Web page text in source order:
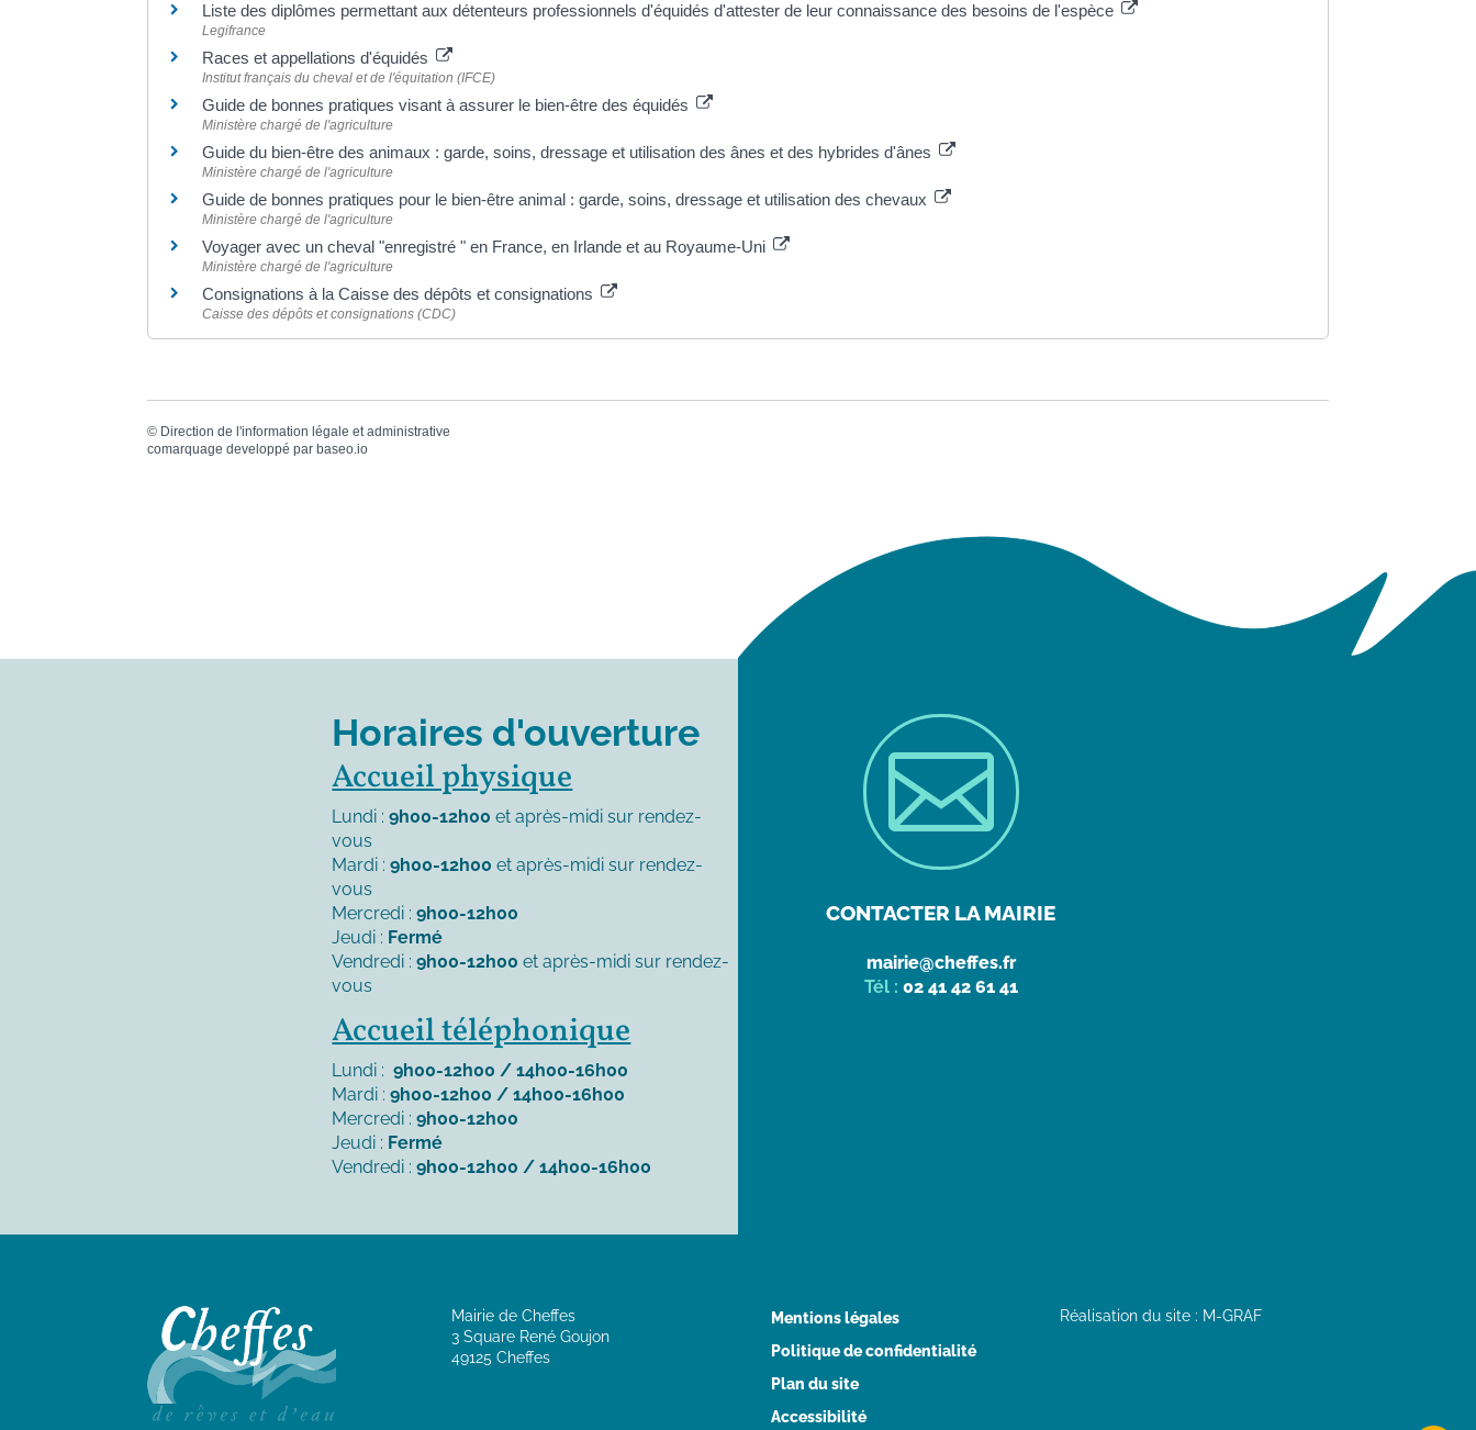
Liste des diplômes permettant aux détenteurs professionnels d'équidés d'attester de leur connaissance des besoins de l'espèce
Legifrance
Races et appellations d'équidés
Institut français du cheval et de l'équitation (IFCE)
Guide de bonnes pratiques visant à assurer le bien-être des équidés
Ministère chargé de l'agriculture
Guide du bien-être des animaux : garde, soins, dressage et utilisation des ânes et des hybrides d'ânes
Ministère chargé de l'agriculture
Guide de bonnes pratiques pour le bien-être animal : garde, soins, dressage et utilisation des chevaux
Ministère chargé de l'agriculture
Voyager avec un cheval "enregistré " en France, en Irlande et au Royaume-Uni
Ministère chargé de l'agriculture
Consignations à la Caisse des dépôts et consignations
Caisse des dépôts et consignations (CDC)
© Direction de l'information légale et administrative
comarquage developpé par baseo.io
Horaires d'ouverture
Accueil physique
Lundi :9h00-12h00 et après-midi sur rendez-
vous
Mardi :9h00-12h00 et après-midi sur rendez-
vous
Mercredi :9h00-12h00
Jeudi : Fermé
Vendredi :9h00-12h00 et après-midi sur rendez-
vous
Accueil téléphonique
Lundi :9h00-12h00 / 14h00-16h00
Mardi :9h00-12h00 / 14h00-16h00
Mercredi :9h00-12h00
Jeudi : Fermé
Vendredi :9h00-12h00 / 14h00-16h00

CONTACTER LA MAIRIE
mairie@cheffes.fr
Tél : 02 41 42 61 41
Mairie de Cheffes
3 Square René Goujon
49125 Cheffes
Mentions légales
Politique de confidentialité
Plan du site
Accessibilité
Réalisation du site : M-GRAF